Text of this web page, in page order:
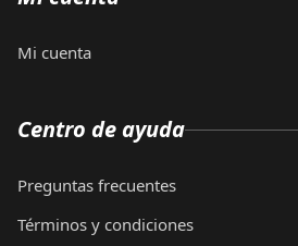
Mi cuenta
Centro de ayuda
Preguntas frecuentes
Términos y condiciones